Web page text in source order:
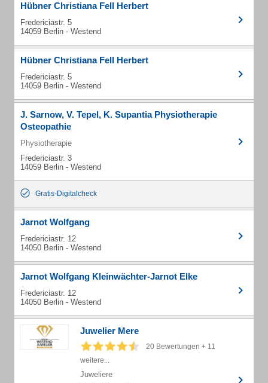
Hübner Christiana Fell Herbert
Fredericiastr. 5
14059 Berlin - Westend
Hübner Christiana Fell Herbert
Fredericiastr. 5
14059 Berlin - Westend
J. Sarnow, V. Tepel, K. Supantia Physiotherapie
Osteopathie
Physiotherapie
Fredericiastr. 3
14059 Berlin - Westend
Gratis-Digitalcheck
Jarnot Wolfgang
Fredericiastr. 12
14050 Berlin - Westend
Jarnot Wolfgang Kleinwächter-Jarnot Elke
Fredericiastr. 12
14050 Berlin - Westend
Juwelier Mere
20 Bewertungen + 11
weitere...
Juweliere